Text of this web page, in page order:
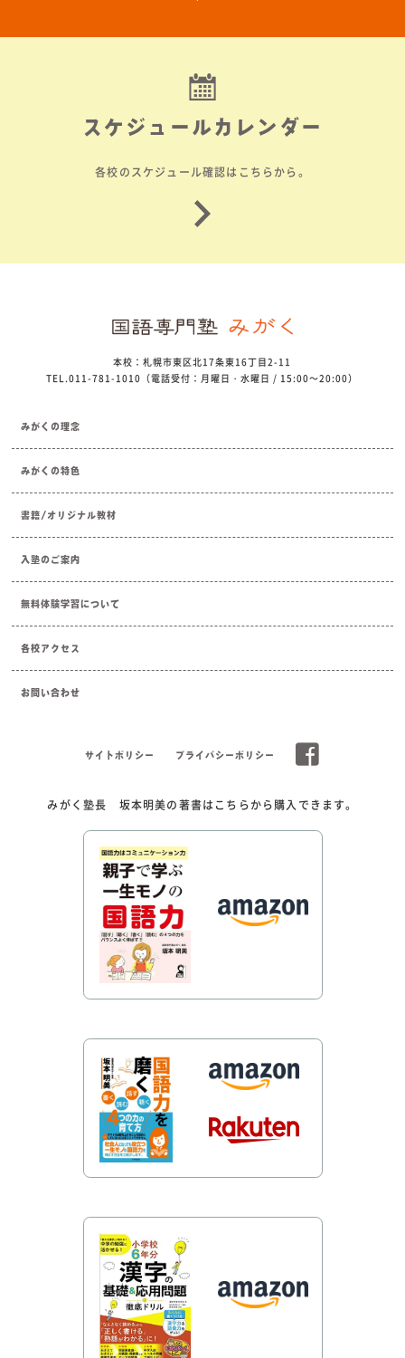
スケジュールカレンダー
各校のスケジュール確認はこちらから。
本校：札幌市東区北17条東16丁目2-11
TEL.011-781-1010（電話受付：月曜日・水曜日 / 15:00～20:00）
みがくの理念
みがくの特色
書籍/オリジナル教材
入塾のご案内
無料体験学習について
各校アクセス
お問い合わせ
サイトポリシー プライバシーポリシー
みがく塾長 坂本明美の著書はこちらから購入できます。